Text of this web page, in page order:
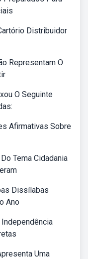
Distribuidor
Representam O
O Seguinte
Afirmativas Sobre
Tema Cidadania
Dissílabas
Ano
Uma